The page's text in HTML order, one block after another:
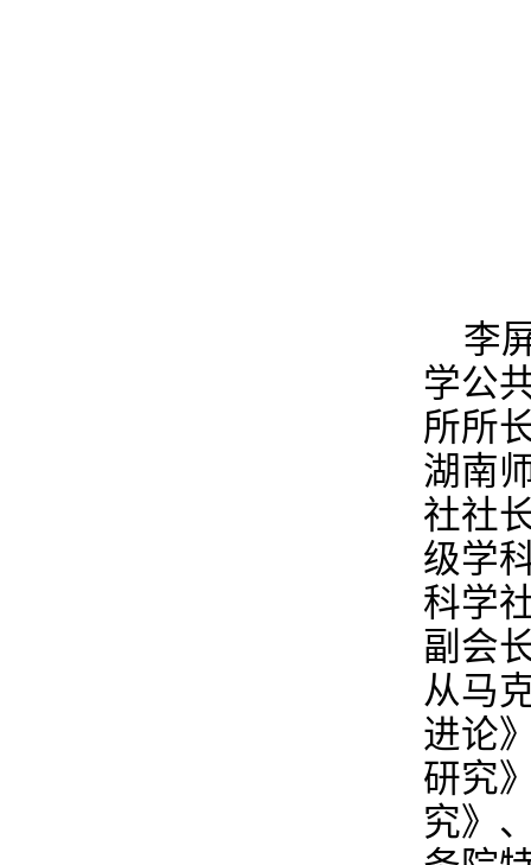
李
学公
所所
湖南
社社
级学
科学
副会
从马
进论
研究
究》